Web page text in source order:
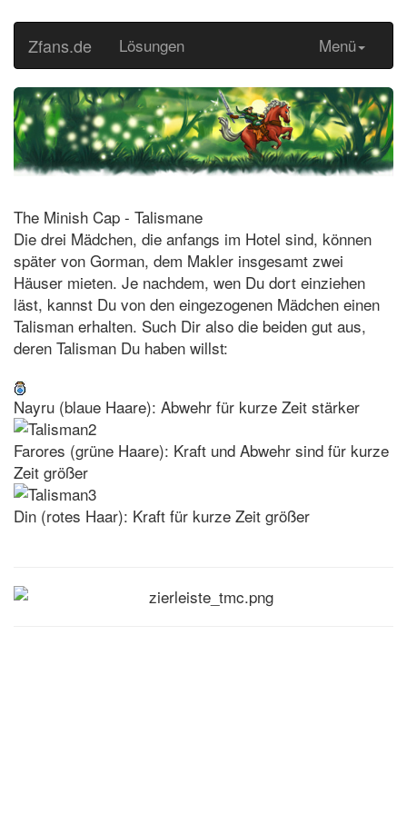
Zfans.de Lösungen Menü
The Minish Cap - Talismane
Die drei Mädchen, die anfangs im Hotel sind, können
später von Gorman, dem Makler insgesamt zwei
Häuser mieten. Je nachdem, wen Du dort einziehen
läst, kannst Du von den eingezogenen Mädchen einen
Talisman erhalten. Such Dir also die beiden gut aus,
deren Talisman Du haben willst:
Nayru (blaue Haare): Abwehr für kurze Zeit stärker
Farores (grüne Haare): Kraft und Abwehr sind für kurze
Zeit größer
Din (rotes Haar): Kraft für kurze Zeit größer